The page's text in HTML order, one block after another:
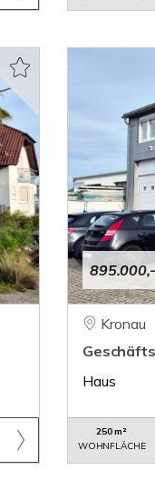
Kronau
Haus
250 m²
WOHNFLÄCHE